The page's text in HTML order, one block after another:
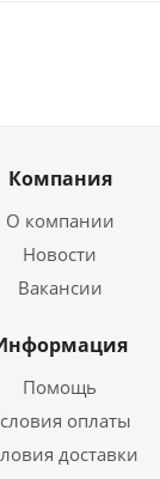
Компания
О компании
Новости
Вакансии
Помощь
оплаты
доставки